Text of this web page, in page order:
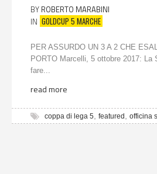
BY ROBERTO MARABINI
IN GOLDCUP 5 MARCHE
PER ASSURDO UN 3 A 2 CHE
PORTO Marcelli, 5 ottobre 2017: La
fare...
read more
coppa di lega 5 featured officina